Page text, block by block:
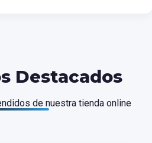
Destacados
de nuestra tienda online